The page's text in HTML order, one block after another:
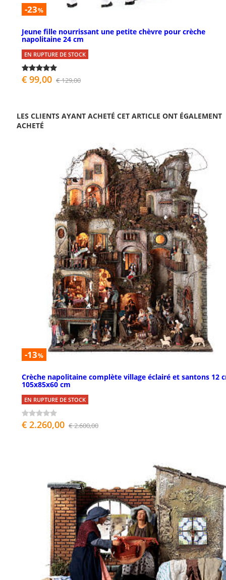
-23%
Jeune fille nourrissant une petite chèvre pour crèche
napolitaine 24 cm
EN RUPTURE DE STOCK
€ 99,00 € 129,00
LES CLIENTS AYANT ACHETÉ CET ARTICLE ONT ÉGALEMENT
ACHETÉ
-13%
Crèche napolitaine complète village éclairé et santons 12
105x85x60 cm
EN RUPTURE DE STOCK
€ 2.260,00 € 2.600,00